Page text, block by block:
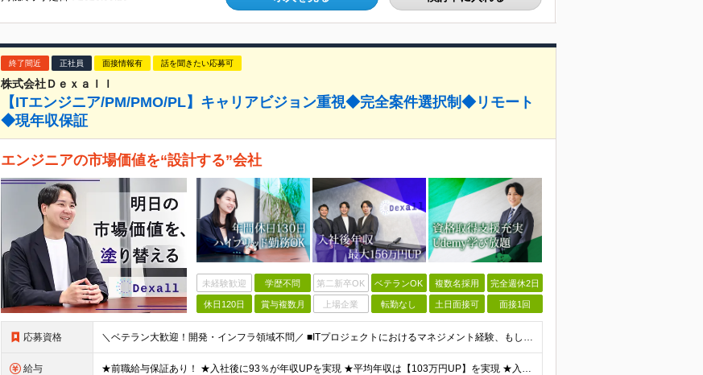
終了間近 正社員 面接情報有 話を聞きたい応募可
株式会社Ｄｅｘａｌｌ
【ITエンジニア/PM/PMO/PL】キャリアビジョン重視◆完全案件選択制◆リモート
◆現年収保証
エンジニアの市場価値を“設計する”会社
未経験歓迎 学歴不問 第二新卒OK ベテランOK 複数名採用 完全週休2日
休日120日 賞与複数月 上場企業 転勤なし 土日面接可 面接1回
応募資格 ＼ベテラン大歓迎！開発・インフラ領域不問／ ■ITプロジェクトにおけるマネジメント経験、もしくはPM、PMOのご経験をお持ちの方 ■学歴不問 ～このような方にオススメです～ ・「人材育成・マネジメン
給与 ★前職給与保証あり！ ★入社後に93％が年収UPを実現 ★平均年収は【103万円UP】を実現 ★入社後年収最大【156万円UP】 ■月給40万円～90万円+昇給2回+賞与2回+各種手当 ＜スキル/